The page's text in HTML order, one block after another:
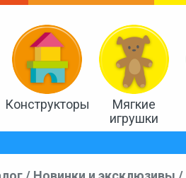
Конструкторы
Мягкие
игрушки